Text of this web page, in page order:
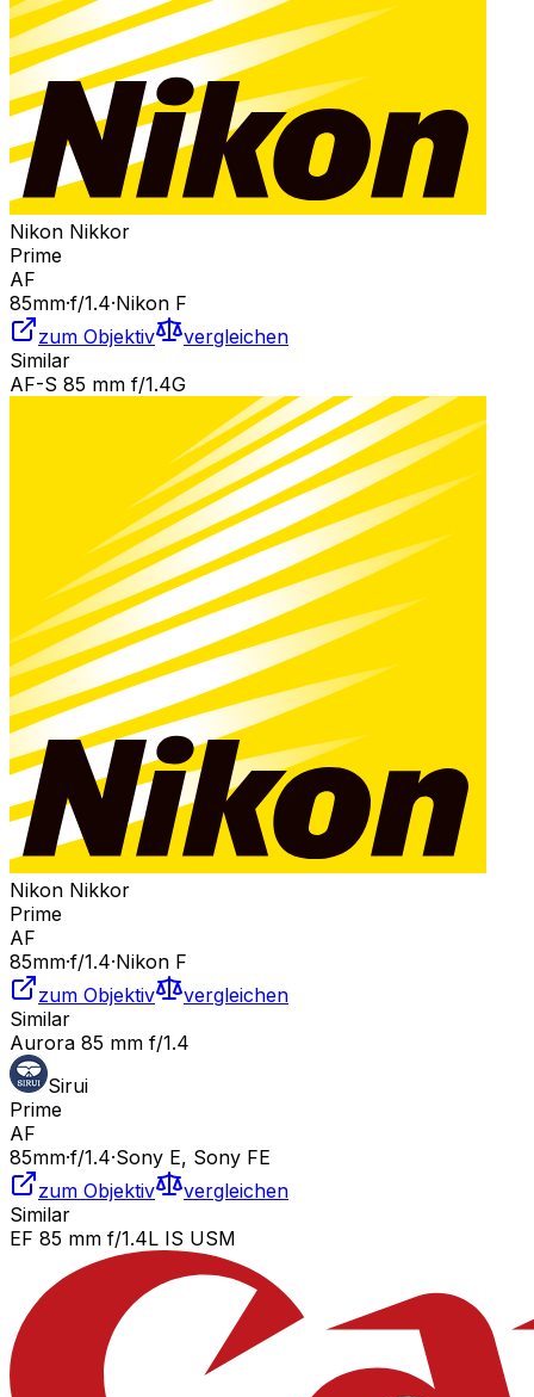
Nikon Nikkor
Prime
AF
85mm·f/1.4·Nikon F
zum Objektiv
vergleichen
Similar
AF-S 85 mm f/1.4G
Nikon Nikkor
Prime
AF
85mm·f/1.4·Nikon F
zum Objektiv
vergleichen
Similar
Aurora 85 mm f/1.4
Sirui
Prime
AF
85mm·f/1.4·Sony E, Sony FE
zum Objektiv
vergleichen
Similar
EF 85 mm f/1.4L IS USM